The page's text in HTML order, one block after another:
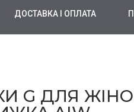
ДОСТАВКА І ОПЛАТА
G ДЛЯ